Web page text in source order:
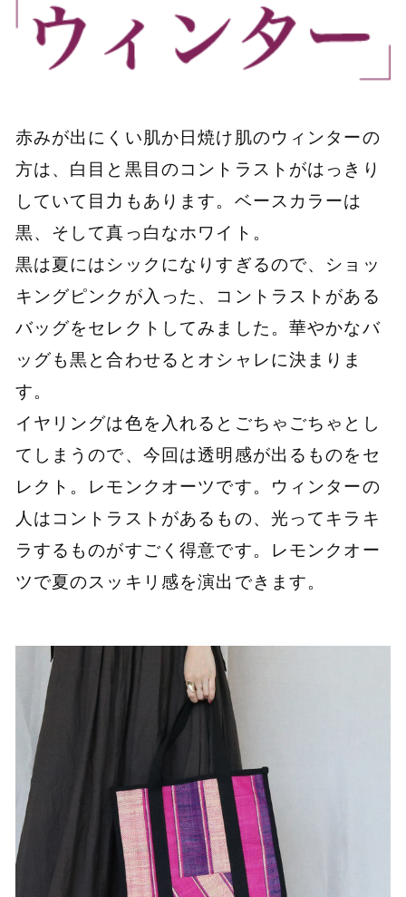
赤みが出にくい肌か日焼け肌のウィンターの
方は、白目と黒目のコントラストがはっきり
していて目力もあります。ベースカラーは
黒、そして真っ白なホワイト。
黒は夏にはシックになりすぎるので、ショッ
キングピンクが入った、コントラストがある
バッグをセレクトしてみました。華やかなバ
ッグも黒と合わせるとオシャレに決まりま
す。
イヤリングは色を入れるとごちゃごちゃとし
てしまうので、今回は透明感が出るものをセ
レクト。レモンクオーツです。ウィンターの
人はコントラストがあるもの、光ってキラキ
ラするものがすごく得意です。レモンクオー
ツで夏のスッキリ感を演出できます。